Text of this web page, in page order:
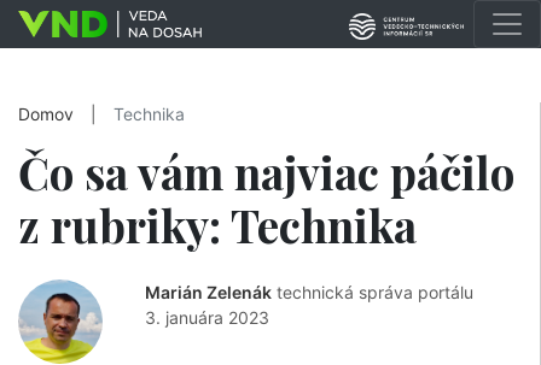
Domov Technika
Čo sa vám najviac páčilo
z rubriky: Technika
Marián Zelenák technická správa portálu
3. januára 2023